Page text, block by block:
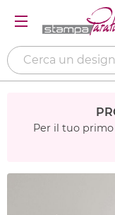
Per il tuo